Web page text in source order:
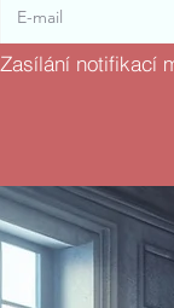
Zasílání notifikací